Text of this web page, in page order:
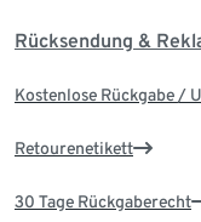
Rücksendung &
Kostenlose Rückgabe /
Retourenetikett
30 Tage Rückgaberecht